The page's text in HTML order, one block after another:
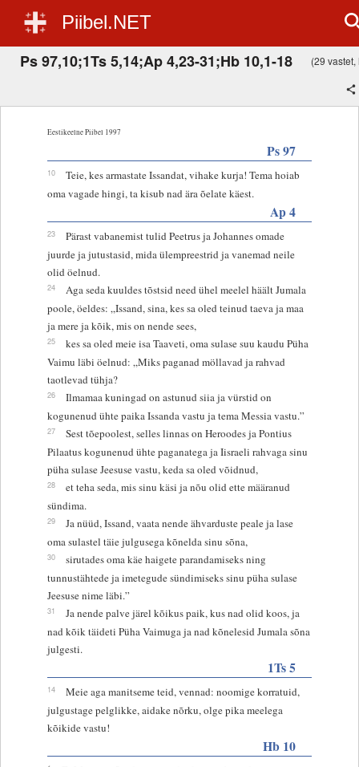
Piibel.NET
Ps 97,10;1Ts 5,14;Ap 4,23-31;Hb 10,1-18 (29
Eestikeelne Piibel 1997
Ps 97
10
Teie, kes armastate Issandat, vihake kurja! Tema hoiab
oma vagade hingi, ta kisub nad ära õelate käest.
Ap 4
23
Pärast vabanemist tulid Peetrus ja Johannes omade
juurde ja jutustasid, mida ülempreestrid ja vanemad neile
olid öelnud.
24
Aga seda kuuldes tõstsid need ühel meelel häält Jumala
poole, öeldes: „Issand, sina, kes sa oled teinud taeva ja maa
ja mere ja kõik, mis on nende sees,
25
kes sa oled meie isa Taaveti, oma sulase suu kaudu Püha
Vaimu läbi öelnud: „Miks paganad möllavad ja rahvad
taotlevad tühja?
26
Ilmamaa kuningad on astunud siia ja vürstid on
kogunenud ühte paika Issanda vastu ja tema Messia vastu.”
27
Sest tõepoolest, selles linnas on Heroodes ja Pontius
Pilaatus kogunenud ühte paganatega ja Iisraeli rahvaga sinu
püha sulase Jeesuse vastu, keda sa oled võidnud,
28
et teha seda, mis sinu käsi ja nõu olid ette määranud
sündima.
29
Ja nüüd, Issand, vaata nende ähvarduste peale ja lase
oma sulastel täie julgusega kõnelda sinu sõna,
30
sirutades oma käe haigete parandamiseks ning
tunnustähtede ja imetegude sündimiseks sinu püha sulase
Jeesuse nime läbi.”
31
Ja nende palve järel kõikus paik, kus nad olid koos, ja
nad kõik täideti Püha Vaimuga ja nad kõnelesid Jumala sõna
julgesti.
1Ts 5
14
Meie aga manitseme teid, vennad: noomige korratuid,
julgustage pelglikke, aidake nõrku, olge pika meelega
kõikide vastu!
Hb 10